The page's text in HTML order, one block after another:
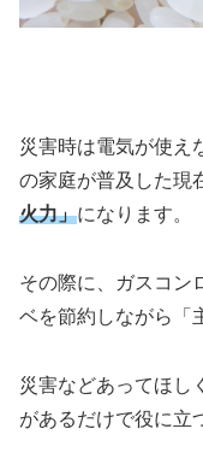
災害時は電気が使え
の家庭が普及した現
火力」になります。
その際に、ガスコン
ベを節約しながら「
災害などあってほし
があるだけで役に立